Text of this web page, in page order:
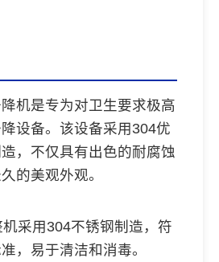
机是专为对卫生要求极高
设备。该设备采用304优
，不仅具有出色的耐腐蚀
的美观外观。
采用304不锈钢制造，符
，易于清洁和消毒。